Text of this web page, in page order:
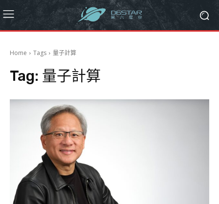
Home Tags 量子計算
Tag: 量子計算